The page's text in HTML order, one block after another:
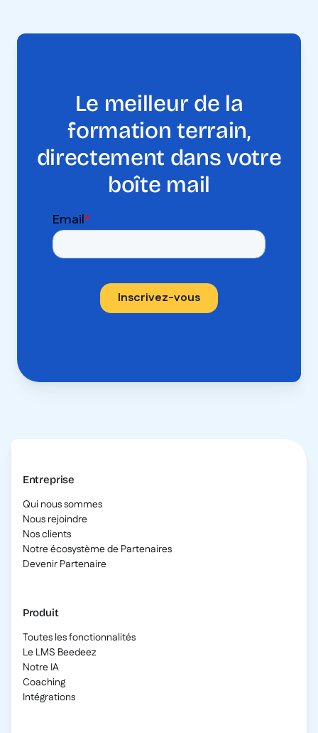
Le meilleur de la
formation terrain,
directement dans votre
boîte mail
Entreprise
Qui nous sommes
Nous rejoindre
Nos clients
Notre écosystème de Partenaires
Devenir Partenaire
Produit
Toutes les fonctionnalités
Le LMS Beedeez
Notre IA
Coaching
Intégrations